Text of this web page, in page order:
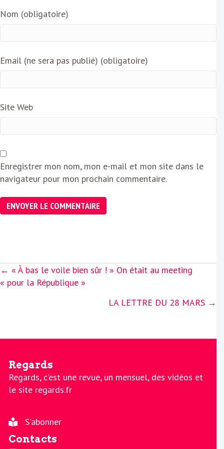
Nom (obligatoire)
Email (ne sera pas publié) (obligatoire)
Site Web
Enregistrer mon nom, mon e-mail et mon site dans le
navigateur pour mon prochain commentaire.
Posts
navigation
← « À bas le voile bien sûr ! » On était au meeting
« pour la République »
LA LETTRE DU 28 MARS →
Regards
Regards, c'est une revue, un mensuel, des vidéos et
le site regards.fr
S'abonner
Contacts